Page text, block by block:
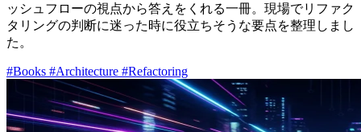
ッシュフローの視点から答えをくれる一冊。現場でリファク
タリングの判断に迷った時に役立ちそうな要点を整理しまし
た。
#Books #Architecture #Refactoring